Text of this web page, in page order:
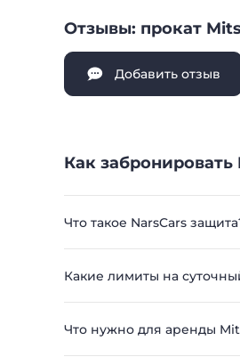
Отзывы: прокат
Добавить отзыв
Как
Что такое NarsCars
Какие лимиты на
Что нужно для аренды